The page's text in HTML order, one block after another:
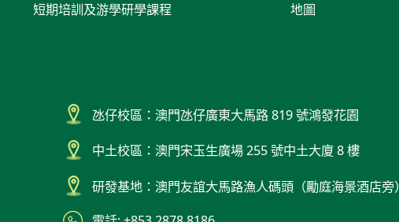
短期培訓及游學研學課程
地圖
氹仔校區：澳門氹仔廣東大馬路 819 號鴻發花園
中土校區：澳門宋玉生廣場 255 號中土大廈 8 樓
研發基地：澳門友誼大馬路漁人碼頭（勵庭海景酒店旁）